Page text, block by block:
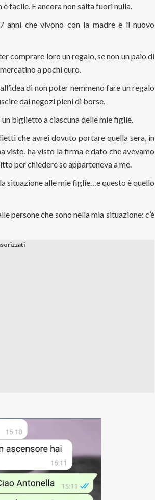
facile. E ancora non salta fuori nulla.
che vivono con la madre e il nuovo
comprare loro un regalo, se non un paio di
a pochi euro.
di non poter nemmeno fare un regalo
dai negozi pieni di borse.
biglietto a ciascuna delle mie figlie.
che avrei dovuto portare quella sera, in
visto, ha visto la firma e dato che avevamo
per chiedere se apparteneva a me.
situazione alle mie figlie…e questo è quello
persone che sono nella mia situazione: c’è